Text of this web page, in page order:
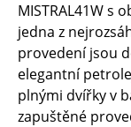
MISTRAL41W s
jedna z
provedení jsou
elegantní
plnými dvířky v
zapuštěné